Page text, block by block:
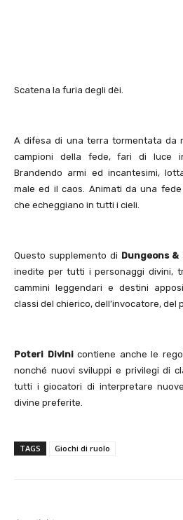
Scatena la furia degli dèi.
A difesa di una terra tormentata da
campioni della fede, fari di luce
Brandendo armi ed incantesimi,
male ed il caos. Animati da una
che echeggiano in tutti i cieli.
Questo supplemento di Dungeons &
inedite per tutti i personaggi divini,
cammini leggendari e destini
classi del chierico, dell’invocatore, del
Poteri Divinicontiene anche le
nonché nuovi sviluppi e privilegi di
tutti i giocatori di interpretare
divine preferite.
TAGS Giochi di ruolo